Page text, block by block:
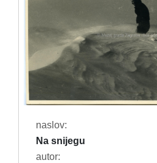
naslov:
Na snijegu
autor: